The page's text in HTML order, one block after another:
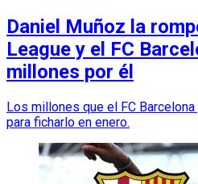
Daniel Muñoz la
League y el FC
millones por él
Los millones que el FC
para ficharlo en enero.